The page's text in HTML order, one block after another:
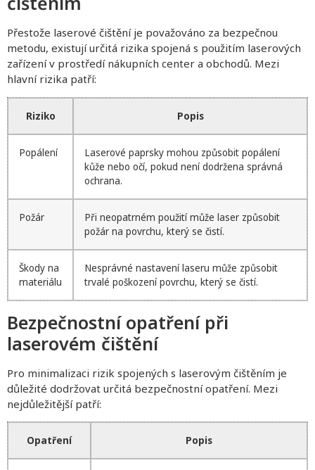
Přestože laserové čištění je považováno za bezpečnou
metodu, existují určitá rizika spojená s použitím laserových
zařízení v prostředí nákupních center a obchodů. Mezi
hlavní rizika patří:
Riziko Popis
Popálení
Laserové paprsky mohou způsobit popálení
kůže nebo očí, pokud není dodržena správná
ochrana.
Požár
Při neopatrném použití může laser způsobit
požár na povrchu, který se čistí.
Škody na
materiálu
Nesprávné nastavení laseru může způsobit
trvalé poškození povrchu, který se čistí.
Bezpečnostní opatření při
laserovém čištění
Pro minimalizaci rizik spojených s laserovým čištěním je
důležité dodržovat určitá bezpečnostní opatření. Mezi
nejdůležitější patří:
Opatření Popis